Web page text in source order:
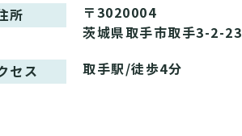
所
〒3020004
茨城県取手市取手3-2-23
セス 取手駅/徒歩4分